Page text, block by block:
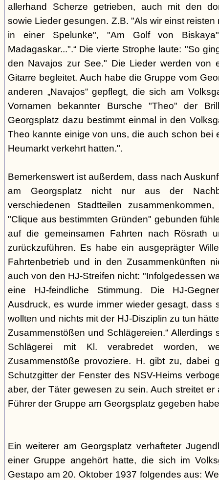
allerhand Scherze getrieben, auch mit den
sowie Lieder gesungen. Z.B. "Als wir einst
in einer Spelunke", "Am Golf von
Madagaskar...".“ Die vierte Strophe laute: "So
den Navajos zur See." Die Lieder werden von
Gitarre begleitet. Auch habe die Gruppe vom
anderen „Navajos“ gepflegt, die sich am
Vornamen bekannter Bursche "Theo" der
Georgsplatz dazu bestimmt einmal in den
Theo kannte einige von uns, die auch schon bei
Heumarkt verkehrt hatten.".
Bemerkenswert ist außerdem, dass nach
am Georgsplatz nicht nur aus der
verschiedenen Stadtteilen
"Clique aus bestimmten Gründen" gebunden
auf die gemeinsamen Fahrten nach Rösrath
zurückzuführen. Es habe ein ausgeprägter
Fahrtenbetrieb und in den Zusammenkünften
auch von den HJ-Streifen nicht: "Infolgedessen
eine HJ-feindliche Stimmung. Die HJ-
Ausdruck, es wurde immer wieder gesagt, dass
wollten und nichts mit der HJ-Disziplin zu tun
Zusammenstößen und Schlägereien.“ Allerdings
Schlägerei mit Kl. verabredet worden,
Zusammenstöße provoziere. H. gibt zu, dabei
Schutzgitter der Fenster des NSV-Heims
aber, der Täter gewesen zu sein. Auch streitet
Führer der Gruppe am Georgsplatz gegeben
Ein weiterer am Georgsplatz verhafteter
einer Gruppe angehört hatte, die sich im
Gestapo am 20. Oktober 1937 folgendes aus: